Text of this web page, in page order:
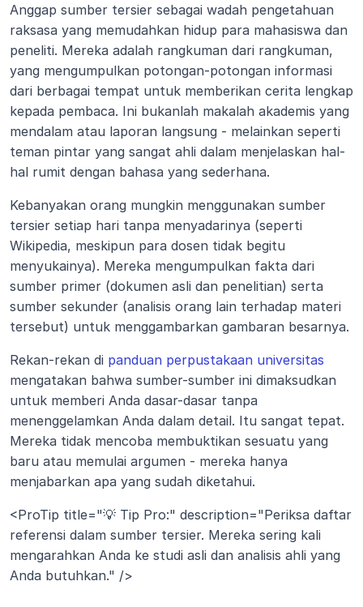
Anggap sumber tersier sebagai wadah pengetahuan
raksasa yang memudahkan hidup para mahasiswa dan
peneliti. Mereka adalah rangkuman dari rangkuman,
yang mengumpulkan potongan-potongan informasi
dari berbagai tempat untuk memberikan cerita lengkap
kepada pembaca. Ini bukanlah makalah akademis yang
mendalam atau laporan langsung - melainkan seperti
teman pintar yang sangat ahli dalam menjelaskan hal-
hal rumit dengan bahasa yang sederhana.
Kebanyakan orang mungkin menggunakan sumber
tersier setiap hari tanpa menyadarinya (seperti
Wikipedia, meskipun para dosen tidak begitu
menyukainya). Mereka mengumpulkan fakta dari
sumber primer (dokumen asli dan penelitian) serta
sumber sekunder (analisis orang lain terhadap materi
tersebut) untuk menggambarkan gambaran besarnya.
Rekan-rekan di panduan perpustakaan universitas
mengatakan bahwa sumber-sumber ini dimaksudkan
untuk memberi Anda dasar-dasar tanpa
menenggelamkan Anda dalam detail. Itu sangat tepat.
Mereka tidak mencoba membuktikan sesuatu yang
baru atau memulai argumen - mereka hanya
menjabarkan apa yang sudah diketahui.
<ProTip title="💡 Tip Pro:" description="Periksa daftar
referensi dalam sumber tersier. Mereka sering kali
mengarahkan Anda ke studi asli dan analisis ahli yang
Anda butuhkan." />